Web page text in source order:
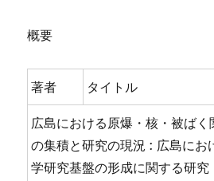
概要
著者 タイトル
広島における原爆・核・被ば
の集積と研究の現況 : 広島にお
学研究基盤の形成に関する研